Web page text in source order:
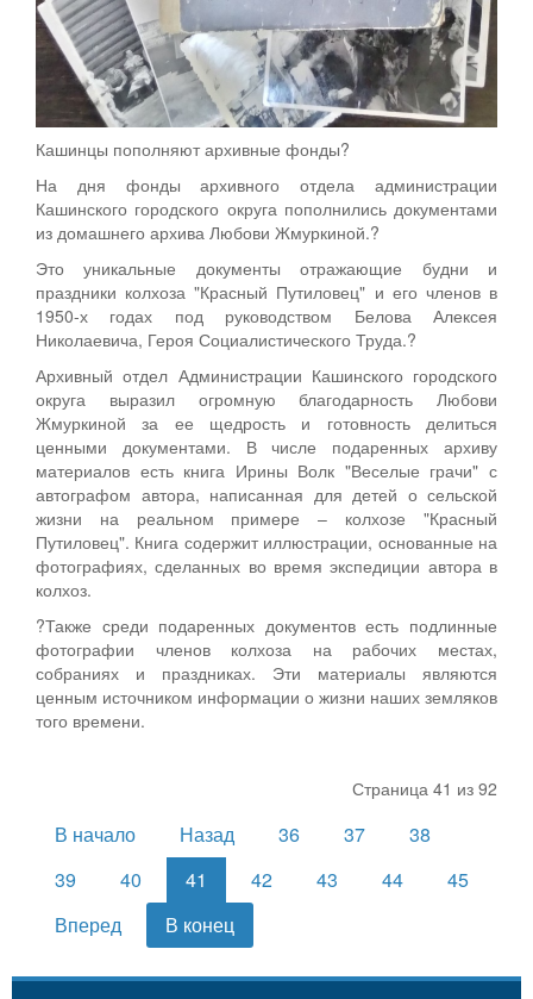
Кашинцы пополняют архивные фонды?
На дня фонды архивного отдела администрации
Кашинского городского округа пополнились документами
из домашнего архива Любови Жмуркиной.?
Это уникальные документы отражающие будни и
праздники колхоза "Красный Путиловец" и его членов в
1950-х годах под руководством Белова Алексея
Николаевича, Героя Социалистического Труда.?
Архивный отдел Администрации Кашинского городского
округа выразил огромную благодарность Любови
Жмуркиной за ее щедрость и готовность делиться
ценными документами. В числе подаренных архиву
материалов есть книга Ирины Волк "Веселые грачи" с
автографом автора, написанная для детей о сельской
жизни на реальном примере – колхозе "Красный
Путиловец". Книга содержит иллюстрации, основанные на
фотографиях, сделанных во время экспедиции автора в
колхоз.
?Также среди подаренных документов есть подлинные
фотографии членов колхоза на рабочих местах,
собраниях и праздниках. Эти материалы являются
ценным источником информации о жизни наших земляков
того времени.
Страница 41 из 92
В начало Назад 36 37
38
39
40 41 42 43 44
45
Вперед
В конец